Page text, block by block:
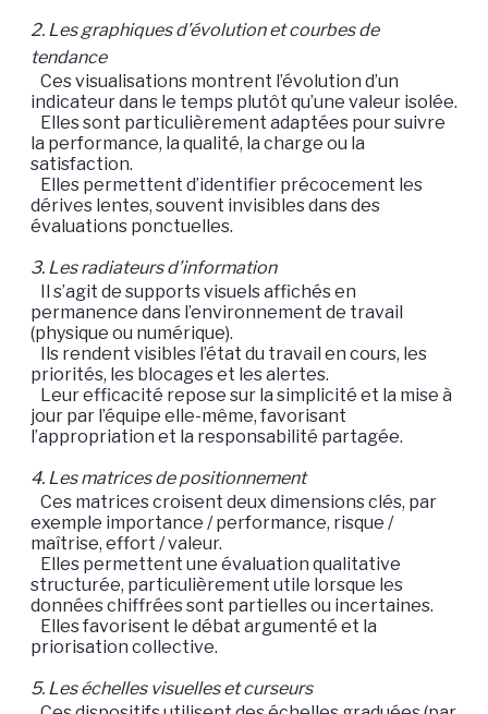
2. Les graphiques d’évolution et courbes de
tendance
Ces visualisations montrent l’évolution d’un
indicateur dans le temps plutôt qu’une valeur isolée.
Elles sont particulièrement adaptées pour suivre
la performance, la qualité, la charge ou la
satisfaction.
Elles permettent d’identifier précocement les
dérives lentes, souvent invisibles dans des
évaluations ponctuelles.
3. Les radiateurs d’information
Il s’agit de supports visuels affichés en
permanence dans l’environnement de travail
(physique ou numérique).
Ils rendent visibles l’état du travail en cours, les
priorités, les blocages et les alertes.
Leur efficacité repose sur la simplicité et la mise à
jour par l’équipe elle-même, favorisant
l’appropriation et la responsabilité partagée.
4. Les matrices de positionnement
Ces matrices croisent deux dimensions clés, par
exemple importance / performance, risque /
maîtrise, effort / valeur.
Elles permettent une évaluation qualitative
structurée, particulièrement utile lorsque les
données chiffrées sont partielles ou incertaines.
Elles favorisent le débat argumenté et la
priorisation collective.
5. Les échelles visuelles et curseurs